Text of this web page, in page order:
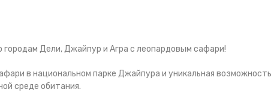
Дели, Джайпур и Агра с леопардовым сафари!
в национальном парке Джайпура и уникальная возможность
среде обитания.